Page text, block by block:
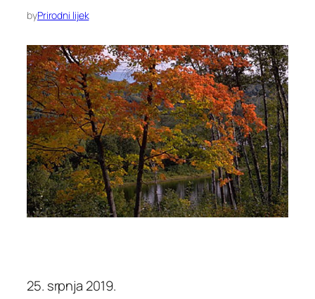
byPrirodni lijek
25. srpnja 2019.